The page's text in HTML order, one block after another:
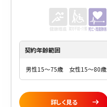
契約年齢範囲
男性15～75歳 女性15～80歳
詳しく見る